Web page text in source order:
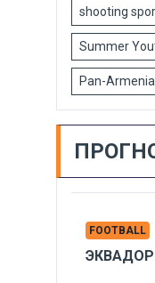
shooting
Summer
Pan-
FOOTBALL